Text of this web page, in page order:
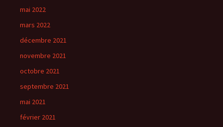
mai 2022
mars 2022
décembre 2021
novembre 2021
octobre 2021
septembre 2021
mai 2021
février 2021